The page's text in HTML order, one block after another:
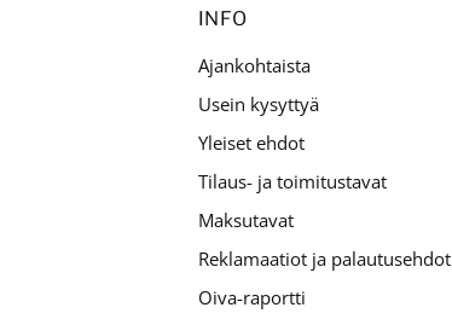
INFO
Ajankohtaista
Usein kysyttyä
Yleiset ehdot
Tilaus- ja toimitustavat
Maksutavat
Reklamaatiot ja palautusehdot
Oiva-raportti